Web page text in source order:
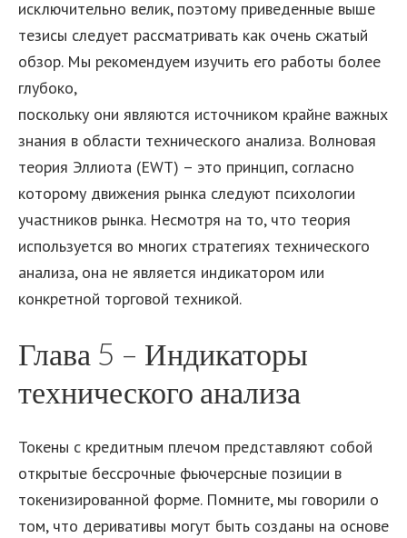
исключительно велик, поэтому приведенные выше
тезисы следует рассматривать как очень сжатый
обзор. Мы рекомендуем изучить его работы более
глубоко,
поскольку они являются источником крайне важных
знания в области технического анализа. Волновая
теория Эллиота (EWT) – это принцип, согласно
которому движения рынка следуют психологии
участников рынка. Несмотря на то, что теория
используется во многих стратегиях технического
анализа, она не является индикатором или
конкретной торговой техникой.
Глава 5 – Индикаторы
технического анализа
Токены с кредитным плечом представляют собой
открытые бессрочные фьючерсные позиции в
токенизированной форме. Помните, мы говорили о
том, что деривативы могут быть созданы на основе